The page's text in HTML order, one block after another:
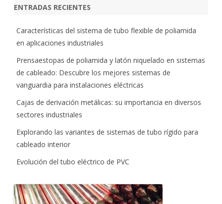
ENTRADAS RECIENTES
Características del sistema de tubo flexible de poliamida
en aplicaciones industriales
Prensaestopas de poliamida y latón niquelado en sistemas
de cableado: Descubre los mejores sistemas de
vanguardia para instalaciones eléctricas
Cajas de derivación metálicas: su importancia en diversos
sectores industriales
Explorando las variantes de sistemas de tubo rígido para
cableado interior
Evolución del tubo eléctrico de PVC